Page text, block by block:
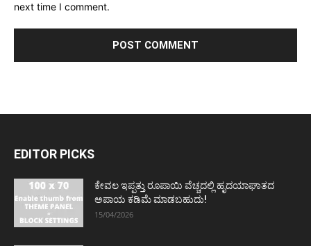
next time I comment.
EDITOR PICKS
ಕೇವಲ ಇಪ್ಪತ್ತು ರೂಪಾಯಿ ವೆಚ್ಚದಲ್ಲಿ ಹೃದಯಾಘಾತದ
ಅಪಾಯ ಕಡಿಮೆ ಮಾಡಬಹುದು!
15/04/2026